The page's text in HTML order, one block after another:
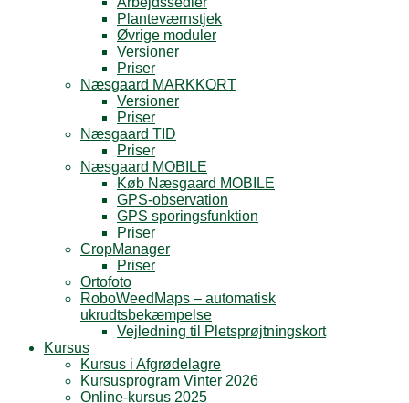
Planteværnstjek
Øvrige moduler
Versioner
Priser
Næsgaard MARKKORT
Versioner
Priser
Næsgaard TID
Priser
Næsgaard MOBILE
Køb Næsgaard MOBILE
GPS-observation
GPS sporingsfunktion
Priser
CropManager
Priser
Ortofoto
RoboWeedMaps – automatisk
ukrudtsbekæmpelse
Vejledning til Pletsprøjtningskort
Kursus
Kursus i Afgrødelagre
Kursusprogram Vinter 2026
Online-kursus 2025